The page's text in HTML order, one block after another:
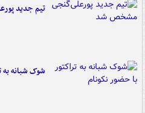
تیم جدید
شوک شبانه به